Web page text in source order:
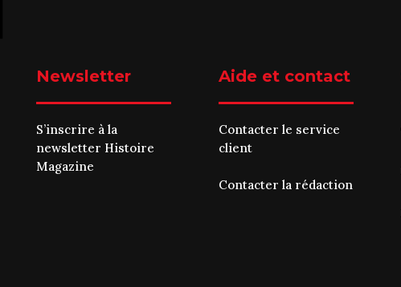
Newsletter
S’inscrire à la
newsletter Histoire
Magazine
Aide et contact
Contacter le service
client
Contacter la rédaction